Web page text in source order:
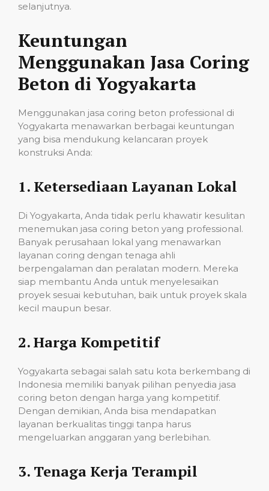
selanjutnya.
Keuntungan
Menggunakan Jasa Coring
Beton di Yogyakarta
Menggunakan jasa coring beton professional di
Yogyakarta menawarkan berbagai keuntungan
yang bisa mendukung kelancaran proyek
konstruksi Anda:
1. Ketersediaan Layanan Lokal
Di Yogyakarta, Anda tidak perlu khawatir kesulitan
menemukan jasa coring beton yang professional.
Banyak perusahaan lokal yang menawarkan
layanan coring dengan tenaga ahli
berpengalaman dan peralatan modern. Mereka
siap membantu Anda untuk menyelesaikan
proyek sesuai kebutuhan, baik untuk proyek skala
kecil maupun besar.
2.Harga Kompetitif
Yogyakarta sebagai salah satu kota berkembang di
Indonesia memiliki banyak pilihan penyedia jasa
coring beton dengan harga yang kompetitif.
Dengan demikian, Anda bisa mendapatkan
layanan berkualitas tinggi tanpa harus
mengeluarkan anggaran yang berlebihan.
3. Tenaga Kerja Terampil